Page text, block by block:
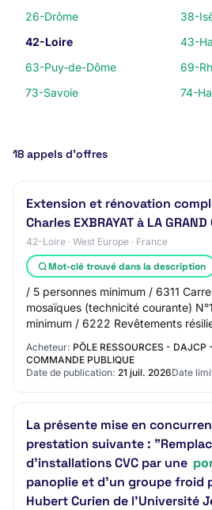
26-Drôme
38-
42-Loire
43-
63-Puy-de-Dôme
69-
73-Savoie
74-
18 appels d’offres
Extension et rénovation
Charles EXBRAYAT à LA GRAND
42-Loire · West Europe · France
Mot-clé trouvé dans la description
/ 5 personnes minimum / 6311
mosaïques (technicité courante)
minimum / 6222 Revêtements
linoléum et assimilés) (technicité…
Acheteur: PÔLE RESSOURCES - DAJCP
COMMANDE PUBLIQUE
Date de publication: 21 juil. 2026Date
La présente mise en
prestation suivante :
d'installations CVC par une
panoplie et d'un groupe froid
Hubert Curien de l'Université